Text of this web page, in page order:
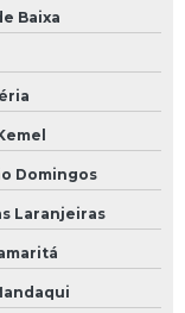
Baixa
Domingos
Laranjeiras